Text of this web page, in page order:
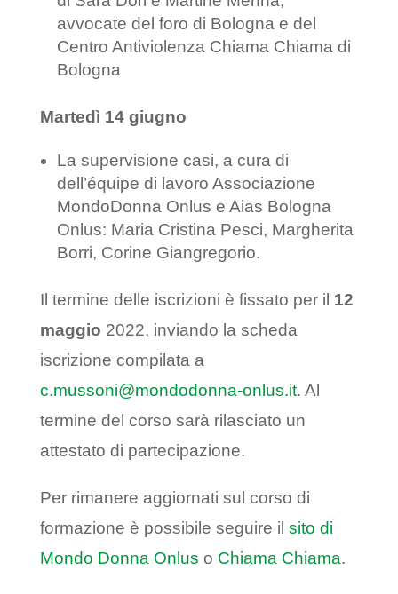
avvocate del foro di Bologna e del
Centro Antiviolenza Chiama Chiama di
Bologna
Martedì 14 giugno
La supervisione casi, a cura di
dell’équipe di lavoro Associazione
MondoDonna Onlus e Aias Bologna
Onlus: Maria Cristina Pesci, Margherita
Borri, Corine Giangregorio.
Il termine delle iscrizioni è fissato per il 12
maggio 2022, inviando la scheda
iscrizione compilata a
c.mussoni@mondodonna-onlus.it. Al
termine del corso sarà rilasciato un
attestato di partecipazione.
Per rimanere aggiornati sul corso di
formazione è possibile seguire il sito di
Mondo Donna Onlus o Chiama Chiama.